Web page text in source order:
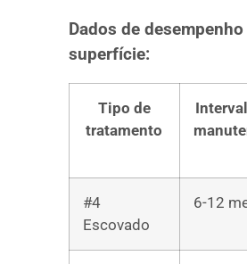
Dados de desempenho
superfície:
Tipo de
tratamento
#4
Escovado
6-12